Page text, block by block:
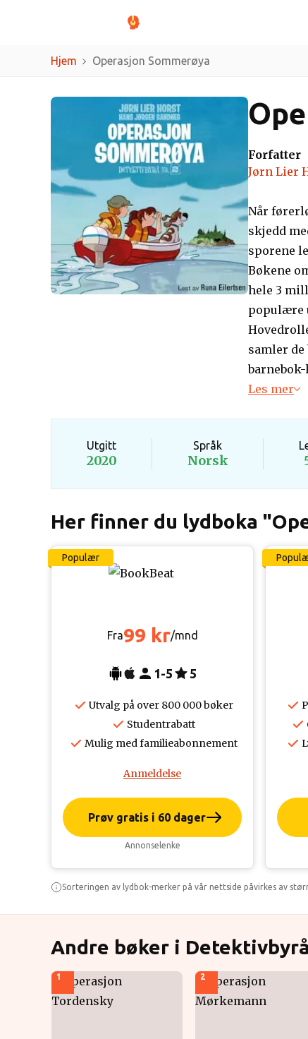
Hjem Operasjon Sommerøya
Forfatter
Jørn Lier
Når
skjedd
sporene
Bøkene
hele 3
populære
samler
Les mer
Utgitt
2020
Språk
Norsk
Her finner du lydboka
Populær
Fra99 kr/mnd
1-5 5
Utvalg på over 800 000 bøker
Studentrabatt
Mulig med familieabonnement
Anmeldelse
Prøv gratis i 60 dager
Annonselenke
Sorteringen av lydbok-merker på vår nettside påvirkes av
Andre bøker i
1 2